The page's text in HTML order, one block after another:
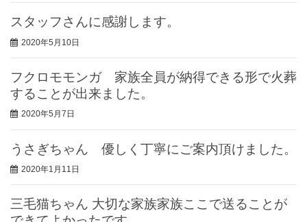
スタッフさんに感謝します。
2020年5月10日
フクロモモンガ 家族全員が納得できる形で火葬
することが出来ました。
2020年5月7日
うさぎちゃん 優しく丁寧にご案内頂けました。
2020年1月11日
三毛猫ちゃん 大切な家族家族ここで送ることが